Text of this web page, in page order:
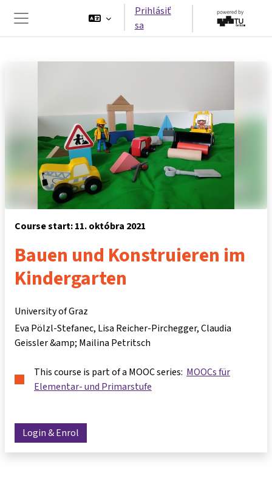
Bočný panel
Prihlásiť
sa
Course start: 11. októbra 2021
Bauen und Konstruieren im
Kindergarten
University of Graz
Eva Pölzl-Stefanec, Lisa Reicher-Pirchegger, Claudia
Geissler &amp; Mailina Petritsch
This course is part of a MOOC series: MOOCs für
Elementar- und Primarstufe
Login & Enrol